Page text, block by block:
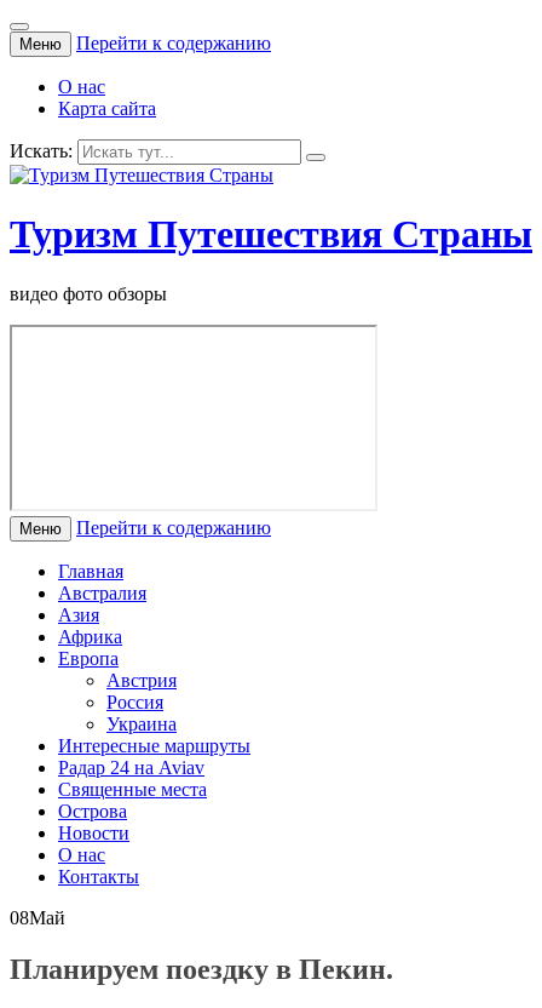
Меню Перейти к содержанию
О нас
Карта сайта
Искать:
Туризм Путешествия Страны
видео фото обзоры
Меню Перейти к содержанию
Главная
Австралия
Азия
Африка
Европа
Австрия
Россия
Украина
Интересные маршруты
Радар 24 на Aviav
Священные места
Острова
Новости
О нас
Контакты
08Май
Планируем поездку в Пекин.